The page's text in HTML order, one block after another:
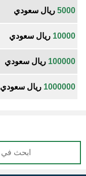
5000 ريال سعودي
10000 ريال سعودي
100000 ريال سعودي
1000000 ريال سعودي